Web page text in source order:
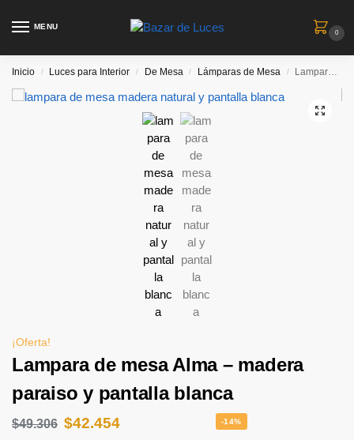
MENU
0
Inicio / Luces para Interior / De Mesa / Lámparas de Mesa / Lampara de mesa Alma – madera paraiso y pantalla blanca
¡Oferta!
Lampara de mesa Alma – madera
paraiso y pantalla blanca
$49.306 $42.454 -14%